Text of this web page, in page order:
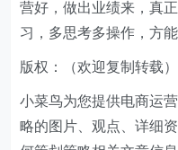
营好，做出业绩来，真
习，多思考多操作，方能
版权：（欢迎复制转载）
小菜鸟为您提供电商运
略的图片、观点、详细